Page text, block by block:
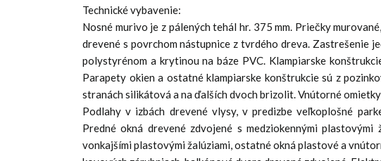
Technické vybavenie:
Nosné murivo je z pálených tehál hr. 375 mm. Priečky
drevené s povrchom nástupnice z tvrdého dreva. Zastrešenie
polystyrénom a krytinou na báze PVC. Klampiarske
Parapety okien a ostatné klampiarske konštrukcie sú z
stranách silikátová a na ďalších dvoch brizolit. Vnútorné
Podlahy v izbách drevené vlysy, v predizbe veľkoplošné
Predné okná drevené zdvojené s medziokennými
vonkajšími plastovými žalúziami, ostatné okná plastové a